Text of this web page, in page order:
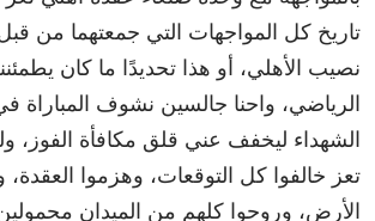
تاريخ كل المواجهات التي جمعتهما من
نصيب الأهلي، أو هذا تحديدًا ما كان
الرياضي، واحنا جالسين نشوف المباراة
الشهداء ليخفف عني قلق مكافأة الفوز،
تعز خالفوا كل التوقعات، وهزموا العقدة،
الأرض، وروحوا كلهم من الميدان